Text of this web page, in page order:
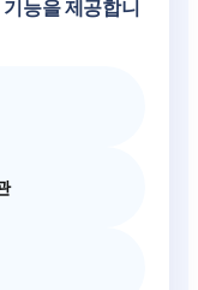
능을 제공합니